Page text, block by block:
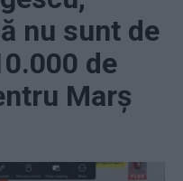
nu sunt de
de
Marș